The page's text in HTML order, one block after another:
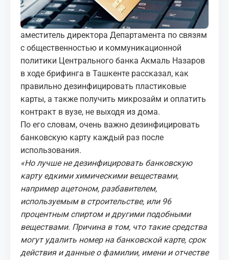
UZ-PIN
аместитель директора Департамента по связям
с общественностью и коммуникационной
политики Центрального банка Акмаль Назаров
в ходе брифинга в Ташкенте рассказал, как
правильно дезинфицировать пластиковые
карты, а также получить микрозайм и оплатить
контракт в вузе, не выходя из дома.
По его словам, очень важно дезинфицировать
банковскую карту каждый раз после
использования.
«Но лучше не дезинфицировать банковскую
карту едкими химическими веществами,
например ацетоном, разбавителем,
используемым в строительстве, или 96
процентным спиртом и другими подобными
веществами. Причина в том, что такие средства
могут удалить номер на банковской карте, срок
действия и данные о фамилии, имени и отчестве